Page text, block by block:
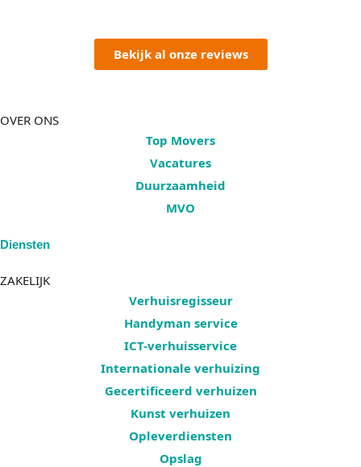
Bekijk al onze reviews
OVER ONS
Top Movers
Vacatures
Duurzaamheid
MVO
Diensten
ZAKELIJK
Verhuisregisseur
Handyman service
ICT-verhuisservice
Internationale verhuizing
Gecertificeerd verhuizen
Kunst verhuizen
Opleverdiensten
Opslag